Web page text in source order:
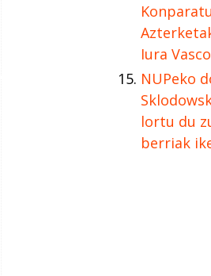
Iura
NUPeko
lortu du
berriak